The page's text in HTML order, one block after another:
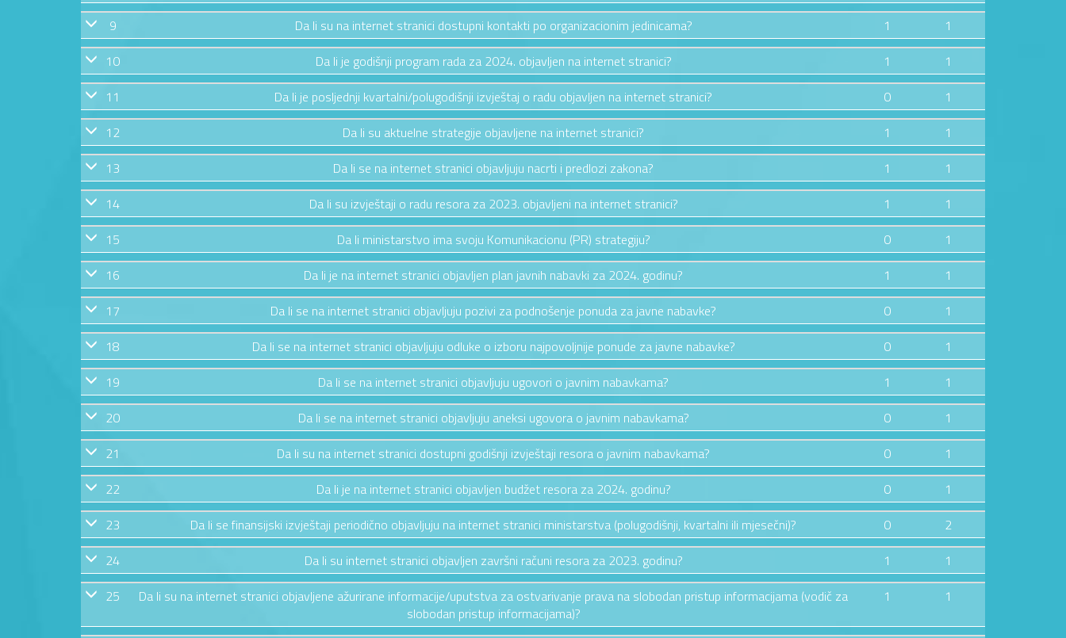
9
Da li su na internet stranici dostupni kontakti po organizacionim jedinicama? 1
1
10
Da li je godišnji program rada za 2024. objavljen na internet stranici? 1
1
11
Da li je posljednji kvartalni/polugodišnji izvještaj o radu objavljen na internet stranici? 0
1
12
Da li su aktuelne strategije objavljene na internet stranici? 1
1
13
Da li se na internet stranici objavljuju nacrti i predlozi zakona? 1
1
14
Da li su izvještaji o radu resora za 2023. objavljeni na internet stranici? 1
1
15
Da li ministarstvo ima svoju Komunikacionu (PR) strategiju? 0
1
16
Da li je na internet stranici objavljen plan javnih nabavki za 2024. godinu? 1
1
17
Da li se na internet stranici objavljuju pozivi za podnošenje ponuda za javne nabavke? 0
1
18
Da li se na internet stranici objavljuju odluke o izboru najpovoljnije ponude za javne nabavke? 0
1
19
Da li se na internet stranici objavljuju ugovori o javnim nabavkama? 1
1
20
Da li se na internet stranici objavljuju aneksi ugovora o javnim nabavkama? 0
1
21
Da li su na internet stranici dostupni godišnji izvještaji resora o javnim nabavkama? 0
1
22
Da li je na internet stranici objavljen budžet resora za 2024. godinu? 0
1
23
Da li se finansijski izvještaji periodično objavljuju na internet stranici ministarstva (polugodišnji, kvartalni ili mjesečni)? 0
2
24
Da li su internet stranici objavljen završni računi resora za 2023. godinu? 1
1
25
Da li su na internet stranici objavljene ažurirane informacije/uputstva za ostvarivanje prava na slobodan pristup informacijama (vodič za
slobodan pristup informacijama)?
1 1